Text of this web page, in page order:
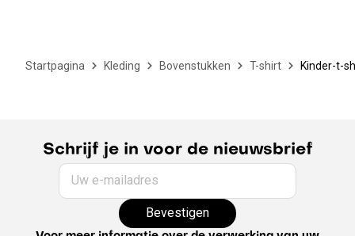
Startpagina Kleding Bovenstukken T-shirt Kinder-t-
Schrijf je in voor de nieuwsbrief
Uw e-mailadres
Bevestigen